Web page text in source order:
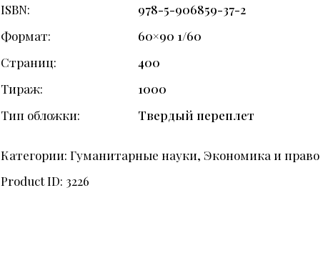
ISBN
978-5-906859-37-2
Формат
60×90 1/60
Страниц
400
Тираж
1000
Тип обложки
Твердый переплет
Категории:Гуманитарные науки, Экономика и право
Product ID: 3226